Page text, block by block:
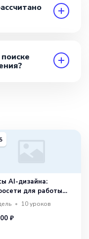
5
AI-дизайна:
для работы
10уроков
₽